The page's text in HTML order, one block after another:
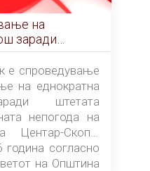
заради
Општина
е спроведување
на еднократна
штетата
непогода на
Скопје
година согласно
на Општина